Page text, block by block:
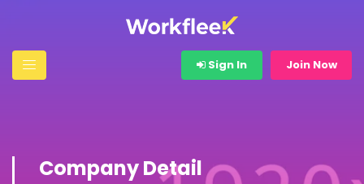
Sign In Join Now
Company Detail